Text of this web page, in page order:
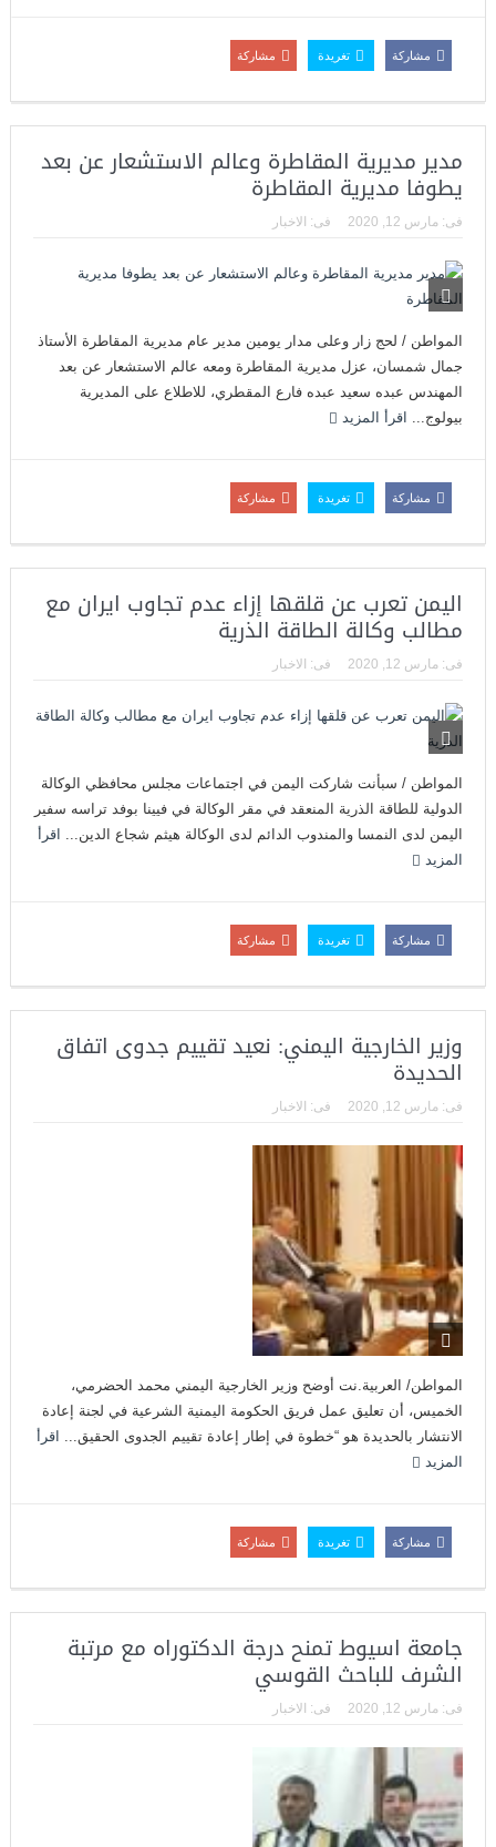
مشاركة تغريدة مشاركة
مدير مديرية المقاطرة وعالم الاستشعار عن بعد
يطوفا مديرية المقاطرة
فى: مارس 12, 2020 فى: الاخبار
المواطن / لحج زار وعلى مدار يومين مدير عام مديرية المقاطرة الأستاذ
جمال شمسان، عزل مديرية المقاطرة ومعه عالم الاستشعار عن بعد
المهندس عبده سعيد عبده فارع المقطري، للاطلاع على المديرية
بيولوج...
اقرأ المزيد
مشاركة تغريدة مشاركة
اليمن تعرب عن قلقها إزاء عدم تجاوب ايران مع
مطالب وكالة الطاقة الذرية
فى: مارس 12, 2020 فى: الاخبار
المواطن / سبأنت شاركت اليمن في اجتماعات مجلس محافظي الوكالة
الدولية للطاقة الذرية المنعقد في مقر الوكالة في فيينا بوفد تراسه سفير
اليمن لدى النمسا والمندوب الدائم لدى الوكالة هيثم شجاع الدين...
اقرأ
المزيد
مشاركة تغريدة مشاركة
وزير الخارجية اليمني: نعيد تقييم جدوى اتفاق
الحديدة
فى: مارس 12, 2020 فى: الاخبار
المواطن/ العربية.نت أوضح وزير الخارجية اليمني محمد الحضرمي،
الخميس، أن تعليق عمل فريق الحكومة اليمنية الشرعية في لجنة إعادة
الانتشار بالحديدة هو “خطوة في إطار إعادة تقييم الجدوى الحقيق... اقرأ
المزيد
مشاركة تغريدة مشاركة
جامعة اسيوط تمنح درجة الدكتوراه مع مرتبة
الشرف للباحث القوسي
فى: مارس 12, 2020 فى: الاخبار